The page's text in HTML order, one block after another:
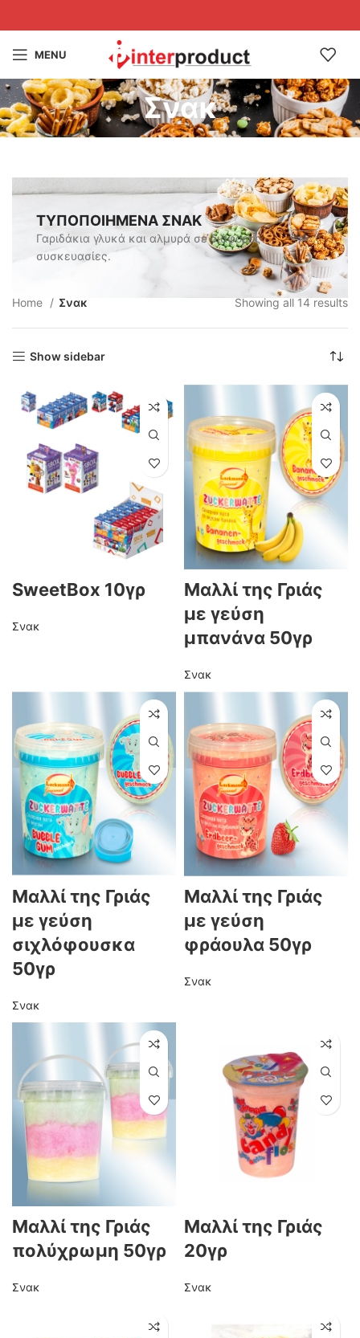
MENU
Σνακ
ΤΥΠΟΠΟΙΗΜΕΝΑ ΣΝΑΚ
Γαριδάκια γλυκά και αλμυρά σε διάφορες
συσκευασίες.
Home Σνακ Showing all 14 results
Show sidebar
SweetBox 10γρ
Σνακ
Μαλλί της Γριάς
με γεύση
μπανάνα 50γρ
Σνακ
Μαλλί της Γριάς
με γεύση
σιχλόφουσκα
50γρ
Σνακ
Μαλλί της Γριάς
με γεύση
φράουλα 50γρ
Σνακ
Μαλλί της Γριάς
πολύχρωμη 50γρ
Σνακ
Μαλλί της Γριάς
20γρ
Σνακ